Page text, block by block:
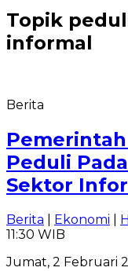
Topik
informal
Berita
Peduli
Sektor
Berita Ekonomi
11:30 WIB
Jumat, 2 Februari